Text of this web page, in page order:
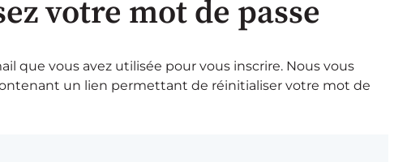
votre mot de passe
que vous avez utilisée pour vous inscrire. Nous vous
un lien permettant de réinitialiser votre mot de